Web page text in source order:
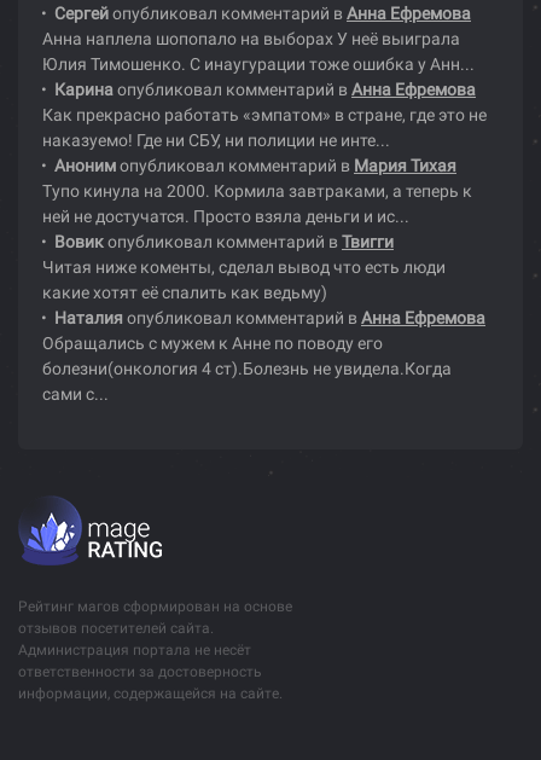
Сергейопубликовал комментарий в Анна Ефремова
Анна наплела шопопало на выборах У неё выиграла
Юлия Тимошенко. С инаугурации тоже ошибка у Анн...
Каринаопубликовал комментарий в Анна Ефремова
Как прекрасно работать «эмпатом» в стране, где это не
наказуемо! Где ни СБУ, ни полиции не инте...
Анонимопубликовал комментарий в Мария Тихая
Тупо кинула на 2000. Кормила завтраками, а теперь к
ней не достучатся. Просто взяла деньги и ис...
Вовикопубликовал комментарий в Твигги
Читая ниже коменты, сделал вывод что есть люди
какие хотят её спалить как ведьму)
Наталия опубликовал комментарий в Анна Ефремова
Обращались с мужем к Анне по поводу его
болезни(онкология 4 ст).Болезнь не увидела.Когда
сами с...
Рейтинг магов сформирован на основе
отзывов посетителей сайта.
Администрация портала не несёт
ответственности за достоверность
информации, содержащейся на сайте.